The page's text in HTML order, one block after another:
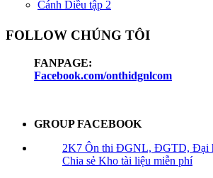
Cánh Diều tập 2
FOLLOW CHÚNG TÔI
FANPAGE:
Facebook.com/onthidgnlcom
GROUP FACEBOOK
2K7 Ôn thi ĐGNL, ĐGTD, Đại
Chia sẻ Kho tài liệu miễn phí